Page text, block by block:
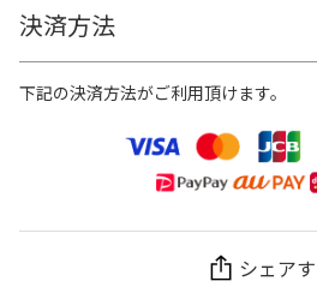
決済方法
下記の決済方法がご利用頂けます。
シェア